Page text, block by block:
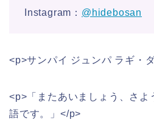
Instagram： @hidebosan
<p>サンパイ ジュンパ ラギ・
<p>「またあいましょう、さよ
語です。」</p>